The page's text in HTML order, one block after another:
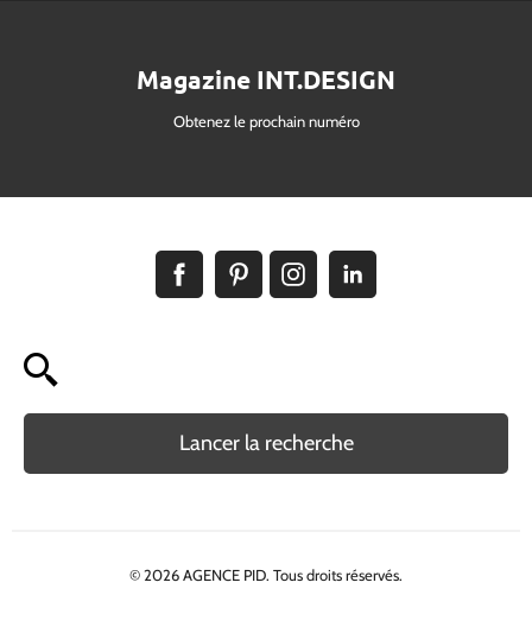
Magazine INT.DESIGN
Obtenez le prochain numéro
Lancer la recherche
© 2026 AGENCE PID. Tous droits réservés.